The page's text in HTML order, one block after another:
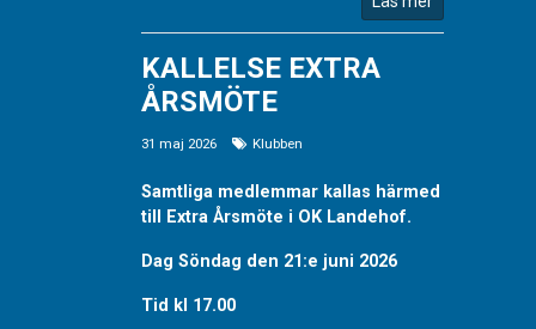
KALLELSE EXTRA
ÅRSMÖTE
31 maj 2026 Klubben
Samtliga medlemmar kallas härmed
till Extra Årsmöte i OK Landehof.
Dag Söndag den 21:e juni 2026
Tid kl 17.00